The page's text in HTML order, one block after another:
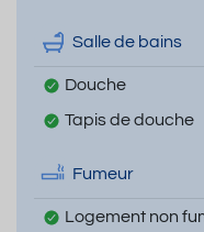
Salle de bains
Douche
Tapis de douche
Fumeur
Logement non